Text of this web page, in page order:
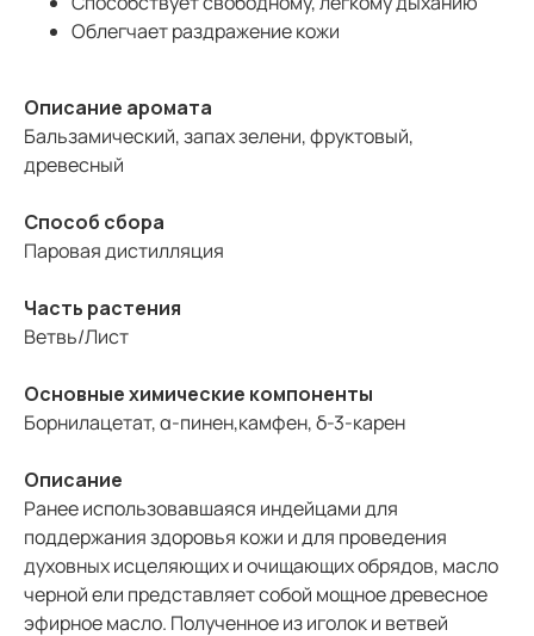
Облегчает раздражение кожи
Описание аромата
Бальзамический, запах зелени, фруктовый,
древесный
Способ сбора
Паровая дистилляция
Часть растения
Ветвь/Лист
Основные химические компоненты
Борнилацетат, α-пинен,камфен, δ-3-карен
Описание
Ранее использовавшаяся индейцами для
поддержания здоровья кожи и для проведения
духовных исцеляющих и очищающих обрядов, масло
черной ели представляет собой мощное древесное
эфирное масло. Полученное из иголок и ветвей